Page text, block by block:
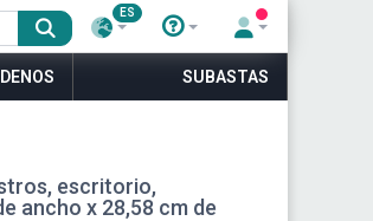
ES
SUBASTAS
escritorio,
ancho x 28,58 cm de